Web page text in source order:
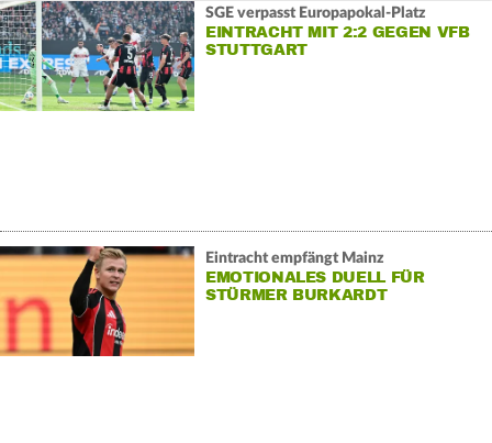
SGE verpasst Europapokal-Platz
EINTRACHT MIT 2:2 GEGEN VFB
STUTTGART
Eintracht empfängt Mainz
EMOTIONALES DUELL FÜR
STÜRMER BURKARDT